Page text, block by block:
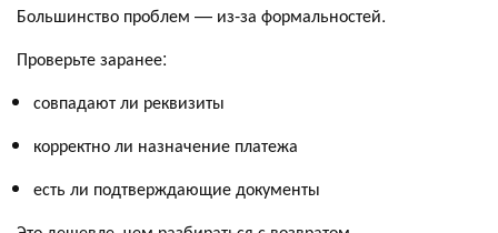
Большинство проблем — из-за формальностей.
Проверьте заранее:
совпадают ли реквизиты
корректно ли назначение платежа
есть ли подтверждающие документы